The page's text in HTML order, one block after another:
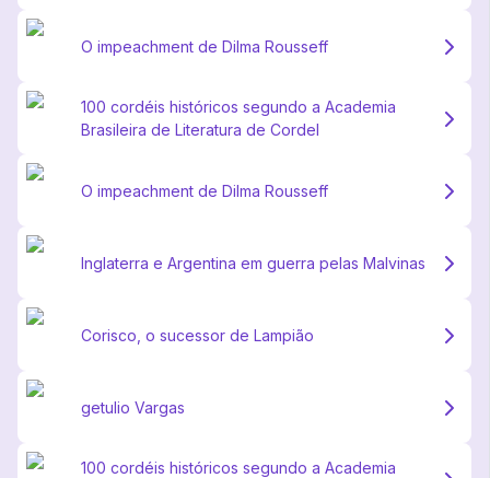
O impeachment de Dilma Rousseff
100 cordéis históricos segundo a Academia
Brasileira de Literatura de Cordel
O impeachment de Dilma Rousseff
Inglaterra e Argentina em guerra pelas Malvinas
Corisco, o sucessor de Lampião
getulio Vargas
100 cordéis históricos segundo a Academia